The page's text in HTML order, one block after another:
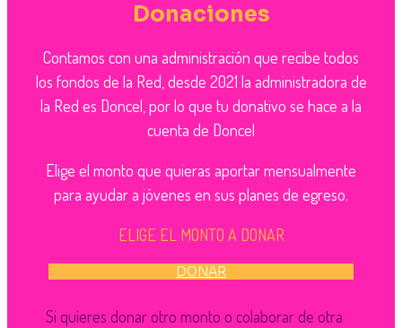
Donaciones
Contamos con una administración que recibe todos
los fondos de la Red, desde 2021 la administradora de
la Red es Doncel, por lo que tu donativo se hace a la
cuenta de Doncel
Elige el monto que quieras aportar mensualmente
para ayudar a jóvenes en sus planes de egreso.
ELIGE EL MONTO A DONAR
DONAR
Si quieres donar otro monto o colaborar de otra